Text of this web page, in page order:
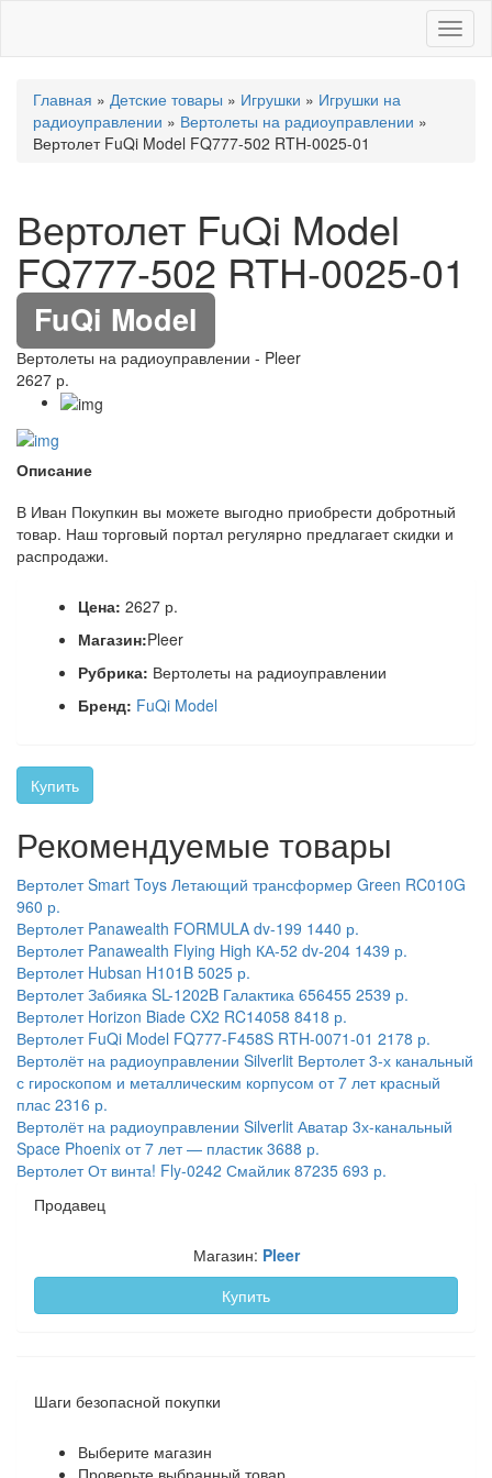
Главная » Детские товары » Игрушки » Игрушки на
радиоуправлении » Вертолеты на радиоуправлении »
Вертолет FuQi Model FQ777-502 RTH-0025-01
Вертолет FuQi Model
FQ777-502 RTH-0025-01
FuQi Model
Вертолеты на радиоуправлении - Pleer
2627 р.
Описание
В Иван Покупкин вы можете выгодно приобрести добротный
товар. Наш торговый портал регулярно предлагает скидки и
распродажи.
Цена: 2627 р.
Магазин:Pleer
Рубрика: Вертолеты на радиоуправлении
Бренд: FuQi Model
Купить
Рекомендуемые товары
Вертолет Smart Toys Летающий трансформер Green RC010G
960 р.
Вертолет Panawealth FORMULA dv-199 1440 р.
Вертолет Panawealth Flying High КА-52 dv-204 1439 р.
Вертолет Hubsan H101B 5025 р.
Вертолет Забияка SL-1202B Галактика 656455 2539 р.
Вертолет Horizon Biade CX2 RC14058 8418 р.
Вертолет FuQi Model FQ777-F458S RTH-0071-01 2178 р.
Вертолёт на радиоуправлении Silverlit Вертолет 3-х канальный
с гироскопом и металлическим корпусом от 7 лет красный
плас 2316 р.
Вертолёт на радиоуправлении Silverlit Аватар 3х-канальный
Space Phoenix от 7 лет — пластик 3688 р.
Вертолет От винта! Fly-0242 Смайлик 87235 693 р.
Продавец
Магазин: Pleer
Купить
Шаги безопасной покупки
Выберите магазин
Проверьте выбранный товар